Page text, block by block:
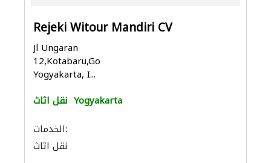
Rejeki Witour Mandiri CV
Jl Ungaran
12,Kotabaru,Gondokusuman,
Yogyakarta, I...
نقل اثاث Yogyakarta
الخدمات:
نقل اثاث